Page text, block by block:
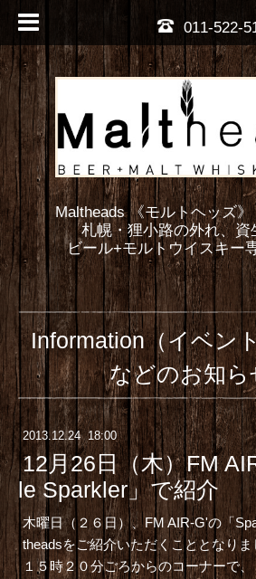
011-522-
Maltheads 《モルトヘッズ
札幌・狸小路の外れ、資
ビール+モルトウイスキー
Information（イベン
などのお知ら
2013.12.24 18:00
12月26日（木）FM
le Sparkler」で紹介
木曜日（２６日）、FM AIR-G'の「
theadsをご紹介いただくこととなりま
１５時２０分ごろからのコーナーで